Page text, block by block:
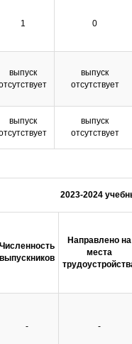
1 0
выпуск
выпуск
отсутствует
выпуск
выпуск
отсутствует
2023-2024
Численность
выпускников
Направлено на
места
- -